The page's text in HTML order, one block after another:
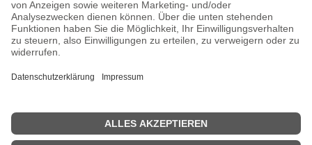
DATENSCHUTZ
AGB
KONTAKT
SHOP